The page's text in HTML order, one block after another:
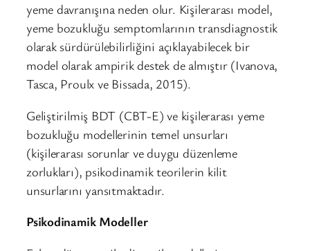
yeme davranışına neden olur. Kişilerarası model,
yeme bozukluğu semptomlarının transdiagnostik
olarak sürdürülebilirliğini açıklayabilecek bir
model olarak ampirik destek de almıştır (Ivanova,
Tasca, Proulx ve Bissada, 2015).
Geliştirilmiş BDT (CBT-E) ve kişilerarası yeme
bozukluğu modellerinin temel unsurları
(kişilerarası sorunlar ve duygu düzenleme
zorlukları), psikodinamik teorilerin kilit
unsurlarını yansıtmaktadır.
Psikodinamik Modeller